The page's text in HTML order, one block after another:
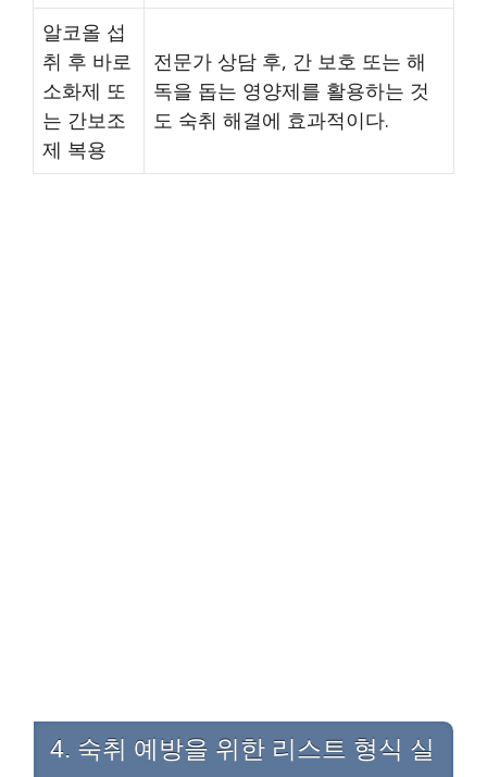
알코올 섭
취 후 바로
소화제 또
는 간보조
제 복용
전문가 상담 후, 간 보호 또는 해
독을 돕는 영양제를 활용하는 것
도 숙취 해결에 효과적이다.
4. 숙취 예방을 위한 리스트 형식 실